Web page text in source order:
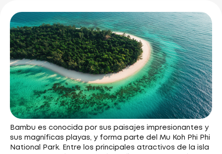
Bambu es conocida por sus paisajes impresionantes y
sus magníficas playas, y forma parte del Mu Koh Phi Phi
National Park. Entre los principales atractivos de la isla